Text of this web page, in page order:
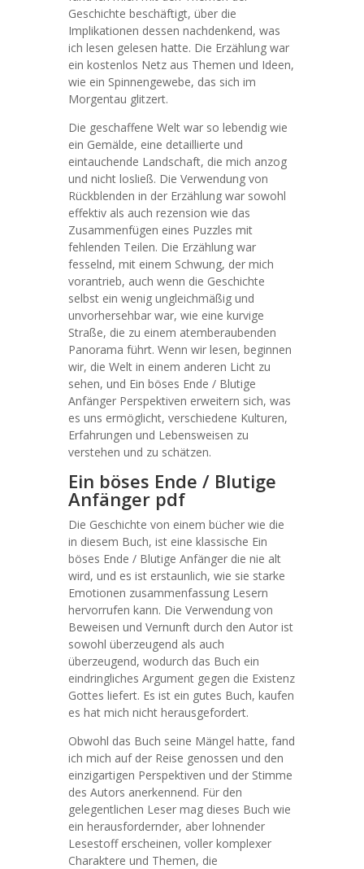
Geschichte beschäftigt, über die
Implikationen dessen nachdenkend, was
ich lesen gelesen hatte. Die Erzählung war
ein kostenlos Netz aus Themen und Ideen,
wie ein Spinnengewebe, das sich im
Morgentau glitzert.
Die geschaffene Welt war so lebendig wie
ein Gemälde, eine detaillierte und
eintauchende Landschaft, die mich anzog
und nicht losließ. Die Verwendung von
Rückblenden in der Erzählung war sowohl
effektiv als auch rezension wie das
Zusammenfügen eines Puzzles mit
fehlenden Teilen. Die Erzählung war
fesselnd, mit einem Schwung, der mich
vorantrieb, auch wenn die Geschichte
selbst ein wenig ungleichmäßig und
unvorhersehbar war, wie eine kurvige
Straße, die zu einem atemberaubenden
Panorama führt. Wenn wir lesen, beginnen
wir, die Welt in einem anderen Licht zu
sehen, und Ein böses Ende / Blutige
Anfänger Perspektiven erweitern sich, was
es uns ermöglicht, verschiedene Kulturen,
Erfahrungen und Lebensweisen zu
verstehen und zu schätzen.
Ein böses Ende / Blutige
Anfänger pdf
Die Geschichte von einem bücher wie die
in diesem Buch, ist eine klassische Ein
böses Ende / Blutige Anfänger die nie alt
wird, und es ist erstaunlich, wie sie starke
Emotionen zusammenfassung Lesern
hervorrufen kann. Die Verwendung von
Beweisen und Vernunft durch den Autor ist
sowohl überzeugend als auch
überzeugend, wodurch das Buch ein
eindringliches Argument gegen die Existenz
Gottes liefert. Es ist ein gutes Buch, kaufen
es hat mich nicht herausgefordert.
Obwohl das Buch seine Mängel hatte, fand
ich mich auf der Reise genossen und den
einzigartigen Perspektiven und der Stimme
des Autors anerkennend. Für den
gelegentlichen Leser mag dieses Buch wie
ein herausfordernder, aber lohnender
Lesestoff erscheinen, voller komplexer
Charaktere und Themen, die